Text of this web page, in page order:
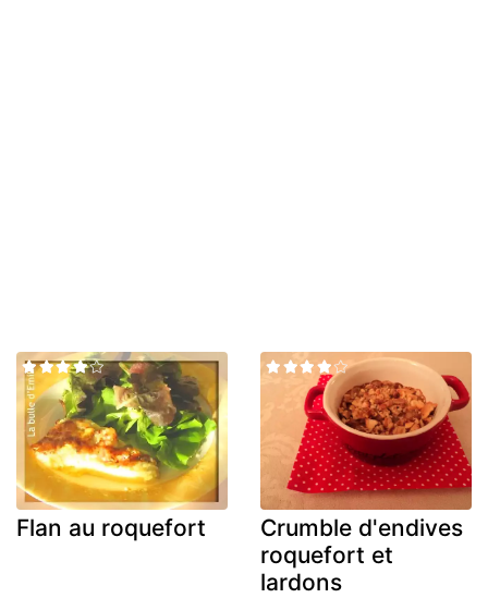
Flan au roquefort
Crumble d'endives
roquefort et
lardons